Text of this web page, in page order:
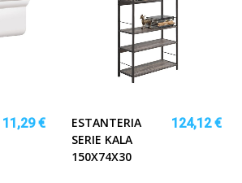
11,29 €
ESTANTERIA
SERIE KALA
150X74X30
124,12 €